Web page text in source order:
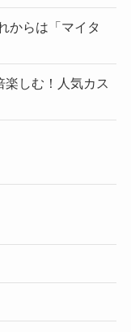
からは「マイタ
楽しむ！人気カス